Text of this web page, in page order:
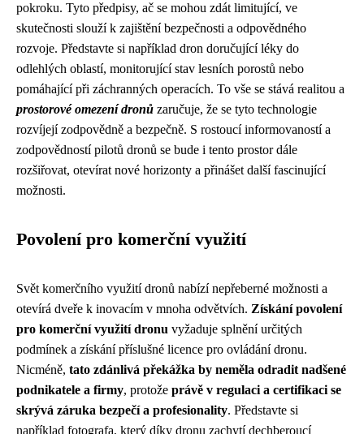
pokroku. Tyto předpisy, ač se mohou zdát limitující, ve
skutečnosti slouží k zajištění bezpečnosti a odpovědného
rozvoje. Představte si například dron doručující léky do
odlehlých oblastí, monitorující stav lesních porostů nebo
pomáhající při záchranných operacích. To vše se stává realitou a
prostorové omezení dronů zaručuje, že se tyto technologie
rozvíjejí zodpovědně a bezpečně. S rostoucí informovaností a
zodpovědností pilotů dronů se bude i tento prostor dále
rozšiřovat, otevírat nové horizonty a přinášet další fascinující
možnosti.
Povolení pro komerční využití
Svět komerčního využití dronů nabízí nepřeberné možnosti a
otevírá dveře k inovacím v mnoha odvětvích. Získání povolení
pro komerční využití dronu vyžaduje splnění určitých
podmínek a získání příslušné licence pro ovládání dronu.
Nicméně, tato zdánlivá překážka by neměla odradit nadšené
podnikatele a firmy, protože právě v regulaci a certifikaci se
skrývá záruka bezpečí a profesionality. Představte si
například fotografa, který díky dronu zachytí dechberoucí